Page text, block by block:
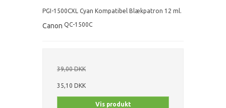
PGI-1500CXL Cyan Kompatibel Blækpatron 12 ml.
Canon QC-1500C
39,00 DKK
35,10 DKK
Vis produkt